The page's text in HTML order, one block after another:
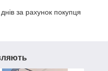
за рахунок покупця